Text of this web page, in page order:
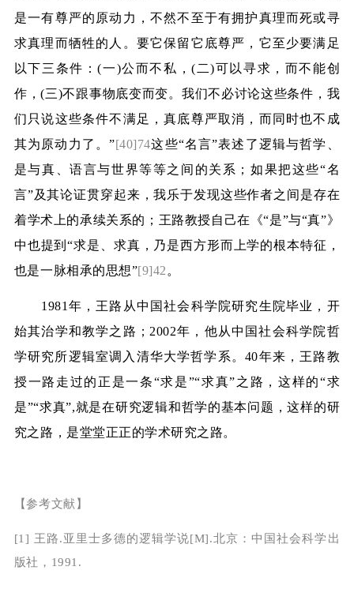
是一有尊严的原动力，不然不至于有拥护真理而死或寻
求真理而牺牲的人。要它保留它底尊严，它至少要满足
以下三条件：(一)公而不私，( 二)可以寻求，而不能创
作，(三)不跟事物底变而变。我们不必讨论这些条件，我
们只说这些条件不满足，真底尊严取消，而同时也不成
其为原动力了。”[40]74这些“名言”表述了逻辑与哲学、
是与真、语言与世界等等之间的关系；如果把这些“名
言”及其论证贯穿起来，我乐于发现这些作者之间是存在
着学术上的承续关系的；王路教授自己在《“是”与“真”》
中也提到“求是、求真，乃是西方形而上学的根本特征，
也是一脉相承的思想”[9]42 。
1981 年，王路从中国社会科学院研究生院毕业，开
始其治学和教学之路； 2002年，他从中国社会科学院哲
学研究所逻辑室调入清华大学哲学系。 40年来，王路教
授一路走过的正是一条“求是”“求真”之路，这样的“求
是”“求真”,就是在研究逻辑和哲学的基本问题，这样的研
究之路，是堂堂正正的学术研究之路。
【参考文献】
[1] 王路.亚里士多德的逻辑学说[M].北京：中国社会科学出
版社， 1991.